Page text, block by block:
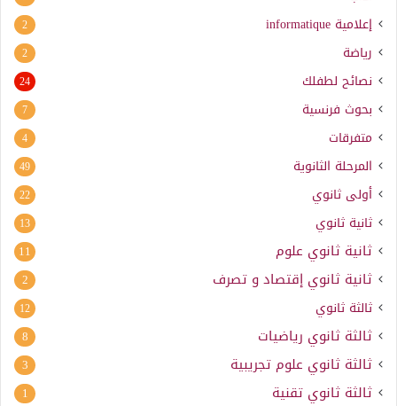
إعلامية informatique
2
رياضة 2
نصائح لطفلك 24
بحوث فرنسية 7
متفرقات 4
المرحلة الثانوية 49
أولى ثانوي 22
ثانية ثانوي 13
ثانية ثانوي علوم 11
ثانية ثانوي إقتصاد و تصرف 2
ثالثة ثانوي 12
ثالثة ثانوي رياضيات 8
ثالثة ثانوي علوم تجريبية 3
ثالثة ثانوي تقنية 1